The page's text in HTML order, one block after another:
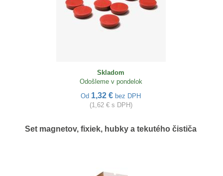
Skladom
Odošleme v pondelok
Od 1,32 € bez DPH
(1,62 € s DPH)
Set magnetov, fixiek, hubky a tekutého čističa